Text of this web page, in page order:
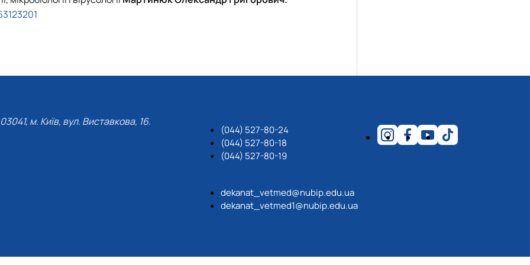
03041, м. Київ, вул. Виставкова, 16.
(044) 527-80-24
(044) 527-80-18
(044) 527-80-19
dekanat_vetmed@nubip.edu.ua
dekanat_vetmed1@nubip.edu.ua